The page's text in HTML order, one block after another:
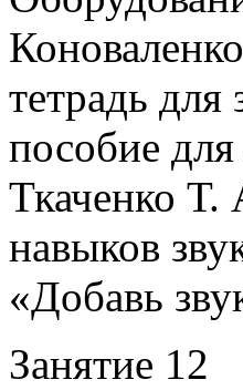
тетрадь
пособие
Ткаченко Т.
навыков
«Добавь
Занятие 12